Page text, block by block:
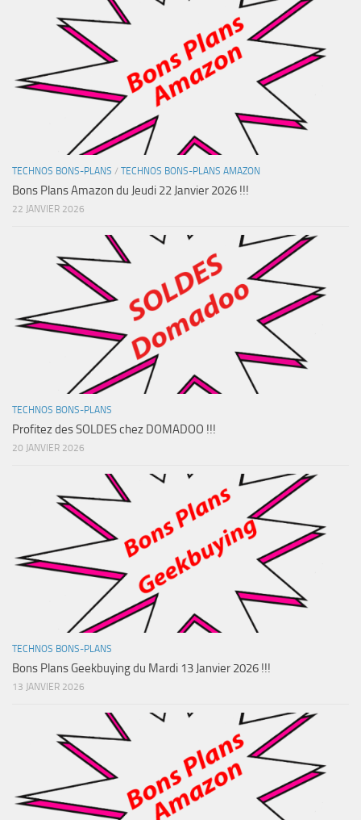
TECHNOS BONS-PLANS / TECHNOS BONS-PLANS AMAZON
Bons Plans Amazon du Jeudi 22 Janvier 2026 !!!
22 JANVIER 2026
TECHNOS BONS-PLANS
Profitez des SOLDES chez DOMADOO !!!
20 JANVIER 2026
TECHNOS BONS-PLANS
Bons Plans Geekbuying du Mardi 13 Janvier 2026 !!!
13 JANVIER 2026